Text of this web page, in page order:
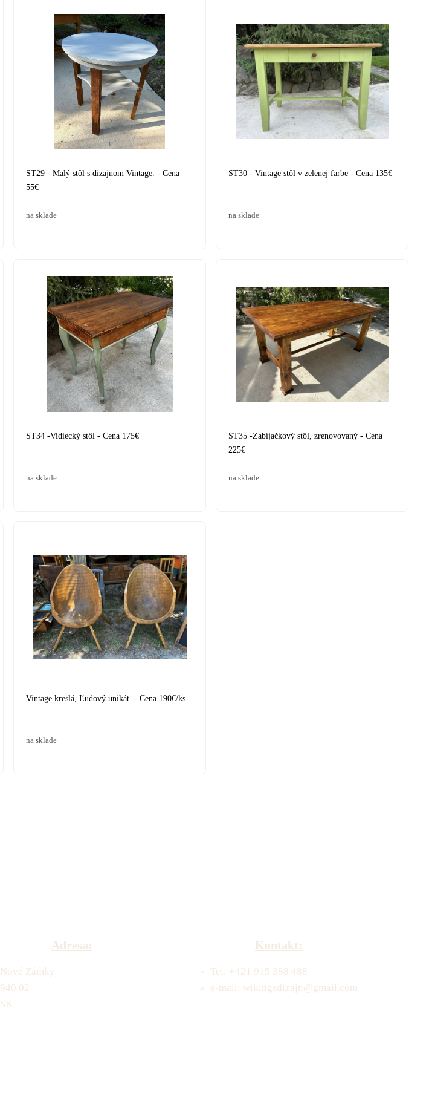
ST29 - Malý stôl s dizajnom Vintage. - Cena
55€
na sklade
ST30 - Vintage stôl v zelenej farbe - Cena 135€
na sklade
ST34 -Vidiecký stôl - Cena 175€
na sklade
ST35 -Zabíjačkový stôl, zrenovovaný - Cena
225€
na sklade
Vintage kreslá, Ľudový unikát. - Cena 190€/ks
na sklade
Adresa:
Nové Zámky
940 02
SK
Kontakt:
Tel: +421 915 388 488
e-mail: wikingsdizajn@gmail.com